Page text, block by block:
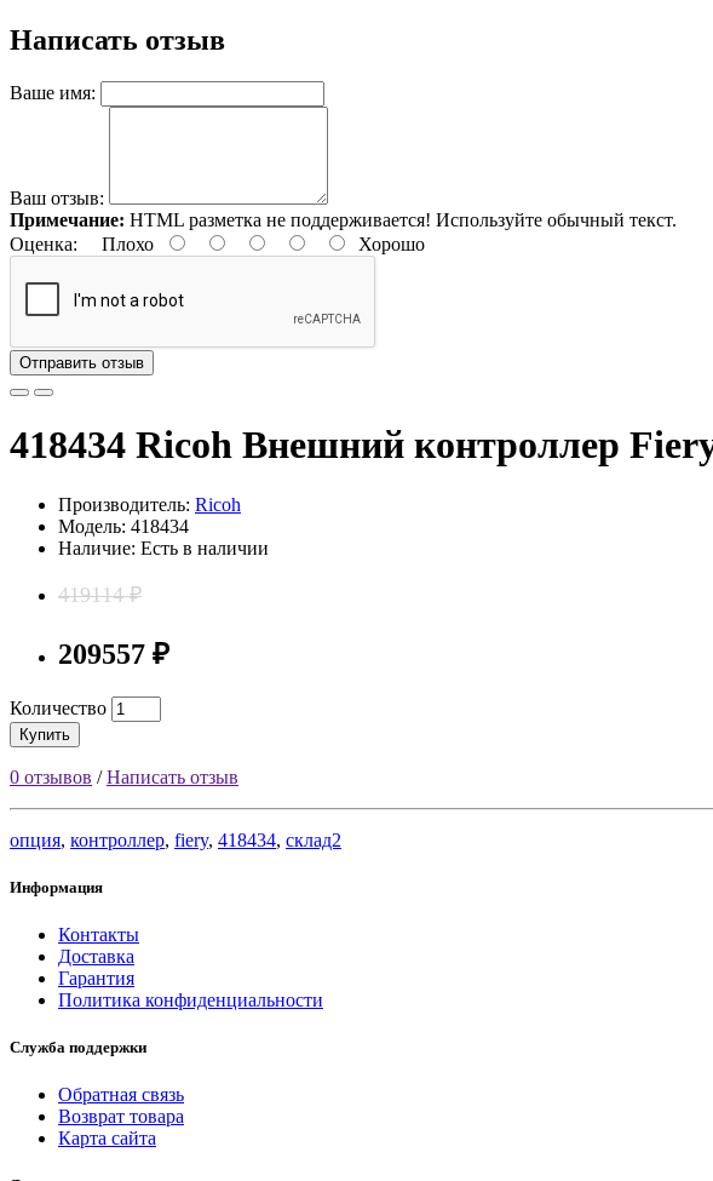
Написать отзыв
Ваше имя:
Ваш отзыв:
Примечание: HTML разметка не поддерживается! Используйте обычный текст.
Оценка: Плохо Хорошо
Отправить отзыв
418434 Ricoh Внешний контроллер
Производитель: Ricoh
Модель: 418434
Наличие: Есть в наличии
419114 ₽
209557 ₽
Количество
Купить
0 отзывов /Написать отзыв
опция, контроллер, fiery, 418434, склад2
Информация
Контакты
Доставка
Гарантия
Политика конфиденциальности
Служба поддержки
Обратная связь
Возврат товара
Карта сайта